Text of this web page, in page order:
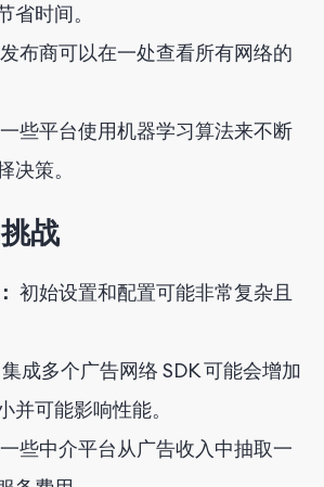
省时间。
发布商可以在一处查看所有网络的
一些平台使用机器学习算法来不断
决策。
战
初始设置和配置可能非常复杂且
集成多个广告网络 SDK 可能会增加
并可能影响性能。
一些中介平台从广告收入中抽取一